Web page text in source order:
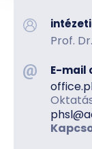
Prof.
E-mail